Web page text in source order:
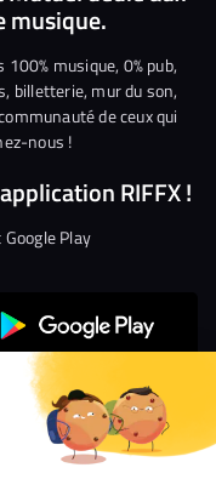
sur
Linkedin
musique.
musique, 0% pub,
billetterie, mur du son,
de ceux qui
nous !
RIFFX !
Play
cookies